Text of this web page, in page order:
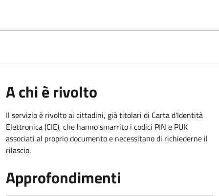
A chi è rivolto
Il servizio è rivolto ai cittadini, già titolari di Carta d'Identità
Elettronica (CIE), che hanno smarrito i codici PIN e PUK
associati al proprio documento e necessitano di richiederne il
rilascio.
Approfondimenti